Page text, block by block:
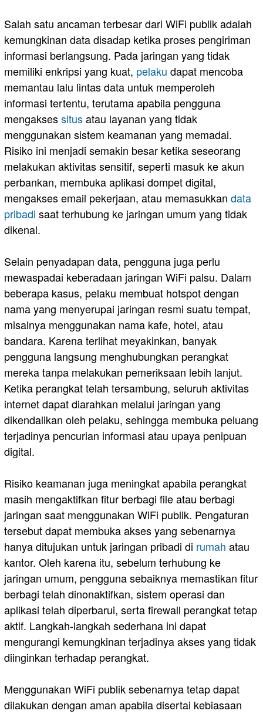
Salah satu ancaman terbesar dari WiFi publik adalah
kemungkinan data disadap ketika proses pengiriman
informasi berlangsung. Pada jaringan yang tidak
memiliki enkripsi yang kuat, pelaku dapat mencoba
memantau lalu lintas data untuk memperoleh
informasi tertentu, terutama apabila pengguna
mengaksessitusatau layanan yang tidak
menggunakan sistem keamanan yang memadai.
Risiko ini menjadi semakin besar ketika seseorang
melakukan aktivitas sensitif, seperti masuk ke akun
perbankan, membuka aplikasi dompet digital,
mengakses email pekerjaan, atau memasukkan data
pribadi saat terhubung ke jaringan umum yang tidak
dikenal.
Selain penyadapan data, pengguna juga perlu
mewaspadai keberadaan jaringan WiFi palsu. Dalam
beberapa kasus, pelaku membuat hotspot dengan
nama yang menyerupai jaringan resmi suatu tempat,
misalnya menggunakan nama kafe, hotel, atau
bandara. Karena terlihat meyakinkan, banyak
pengguna langsung menghubungkan perangkat
mereka tanpa melakukan pemeriksaan lebih lanjut.
Ketika perangkat telah tersambung, seluruh aktivitas
internet dapat diarahkan melalui jaringan yang
dikendalikan oleh pelaku, sehingga membuka peluang
terjadinya pencurian informasi atau upaya penipuan
digital.
Risiko keamanan juga meningkat apabila perangkat
masih mengaktifkan fitur berbagi file atau berbagi
jaringan saat menggunakan WiFi publik. Pengaturan
tersebut dapat membuka akses yang sebenarnya
hanya ditujukan untuk jaringan pribadi di rumah atau
kantor. Oleh karena itu, sebelum terhubung ke
jaringan umum, pengguna sebaiknya memastikan fitur
berbagi telah dinonaktifkan, sistem operasi dan
aplikasi telah diperbarui, serta firewall perangkat tetap
aktif. Langkah-langkah sederhana ini dapat
mengurangi kemungkinan terjadinya akses yang tidak
diinginkan terhadap perangkat.
Menggunakan WiFi publik sebenarnya tetap dapat
dilakukan dengan aman apabila disertai kebiasaan